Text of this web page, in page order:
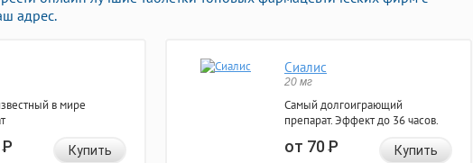
адрес.
в мире
Р Купить
Сиалис
20 мг
Самый долгоиграющий
препарат. Эффект до 36 часов.
от 70Р Купить